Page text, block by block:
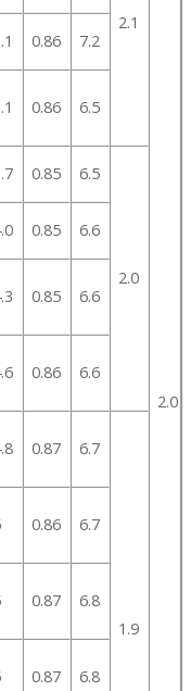
2.1
2.0
0.86 7.2
0.86 6.5
0.85 6.5
2.0
0.85 6.6
0.85 6.6
0.86 6.6
0.87 6.7
1.9
0.86 6.7
0.87 6.8
0.87 6.8